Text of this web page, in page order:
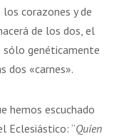
corazones y de
de los dos, el
sólo genéticamente
dos «carnes».
hemos escuchado
Eclesiástico: “Quien